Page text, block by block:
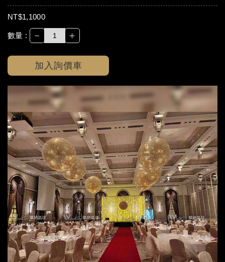
NT$1,1000
數量 : － ＋
加入詢價車